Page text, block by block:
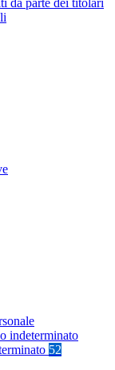
da parte dei titolari
indeterminato
52